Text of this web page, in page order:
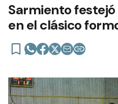
Sarmiento
en el clásico